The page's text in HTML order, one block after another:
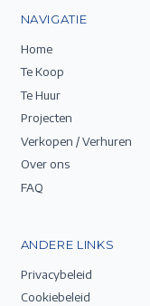
NAVIGATIE
Home
Te Koop
Te Huur
Projecten
Verkopen / Verhuren
Over ons
FAQ
ANDERE LINKS
Privacybeleid
Cookiebeleid